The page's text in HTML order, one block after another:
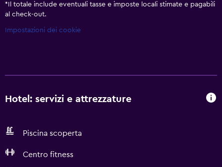
* Il totale include eventuali tasse e imposte locali stimate e pagabili
al check-out.
Impostazioni dei cookie
Hotel: servizi e attrezzature
Piscina scoperta
Centro fitness